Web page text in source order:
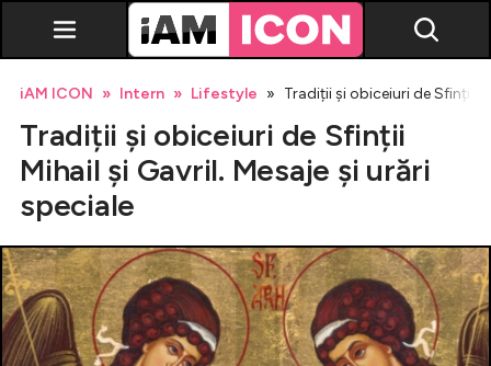
Breaking news
Evenimente
Emisiuni TV
iAM ICON Intern Lifestyle Tradiții și obiceiuri de Sfinții
Tradiții și obiceiuri de Sfinții
Mihail și Gavril. Mesaje și urări
speciale